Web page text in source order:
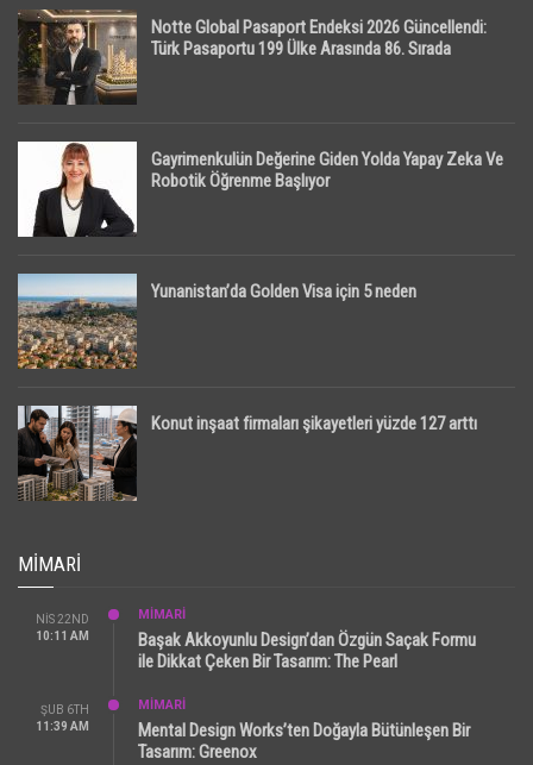
Notte Global Pasaport Endeksi 2026 Güncellendi:
Türk Pasaportu 199 Ülke Arasında 86. Sırada
Gayrimenkulün Değerine Giden Yolda Yapay Zeka Ve
Robotik Öğrenme Başlıyor
Yunanistan’da Golden Visa için 5 neden
Konut inşaat firmaları şikayetleri yüzde 127 arttı
MIMARI
NIS 22ND
10:11 AM
MİMARİ
Başak Akkoyunlu Design’dan Özgün Saçak Formu
ile Dikkat Çeken Bir Tasarım: The Pearl
ŞUB 6TH
11:39 AM
MİMARİ
Mental Design Works’ten Doğayla Bütünleşen Bir
Tasarım: Greenox